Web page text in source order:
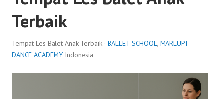
Terbaik
Tempat Les Balet Anak Terbaik · BALLET SCHOOL, MARLUPI
DANCE ACADEMY Indonesia